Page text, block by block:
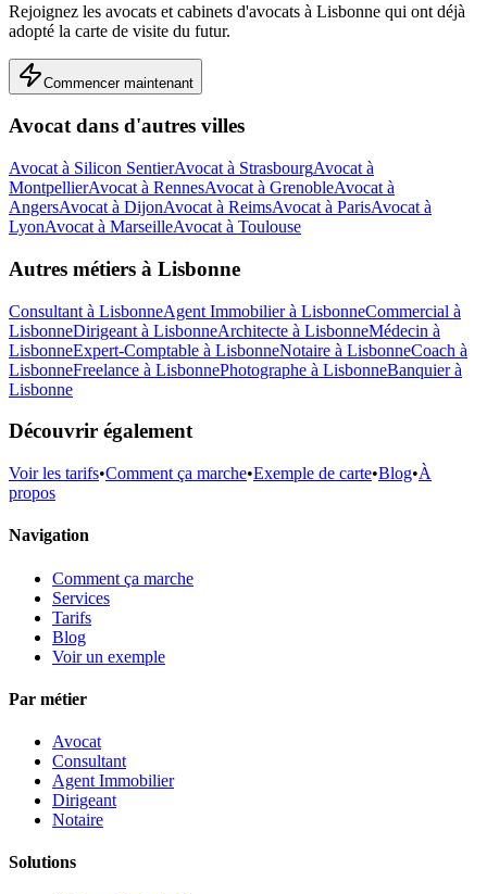
Rejoignez les avocats et cabinets d'avocats à Lisbonne qui ont déjà
adopté la carte de visite du futur.
Commencer maintenant
Avocatdans d'autres villes
Avocat à Silicon SentierAvocat à StrasbourgAvocat à
MontpellierAvocat à RennesAvocat à GrenobleAvocat à
AngersAvocat à DijonAvocat à ReimsAvocat à ParisAvocat à
LyonAvocat à MarseilleAvocat à Toulouse
Autres métiers à Lisbonne
Consultant à LisbonneAgent Immobilierà LisbonneCommercial à
LisbonneDirigeant à LisbonneArchitecte à LisbonneMédecin à
LisbonneExpert-Comptable à LisbonneNotaire à LisbonneCoach à
LisbonneFreelance à LisbonnePhotographe à LisbonneBanquierà
Lisbonne
Découvrir également
Voir les tarifs•Comment ça marche•Exemple de carte•Blog•À
propos
Navigation
Comment ça marche
Services
Tarifs
Blog
Voir un exemple
Par métier
Avocat
Consultant
Agent Immobilier
Dirigeant
Notaire
Solutions